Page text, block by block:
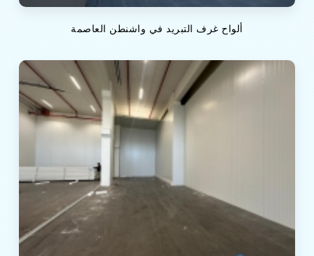
ألواح غرف التبريد في واشنطن العاصمة